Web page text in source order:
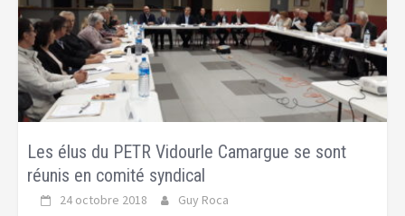
Les élus du PETR Vidourle Camargue se sont
réunis en comité syndical
24 octobre 2018 Guy Roca